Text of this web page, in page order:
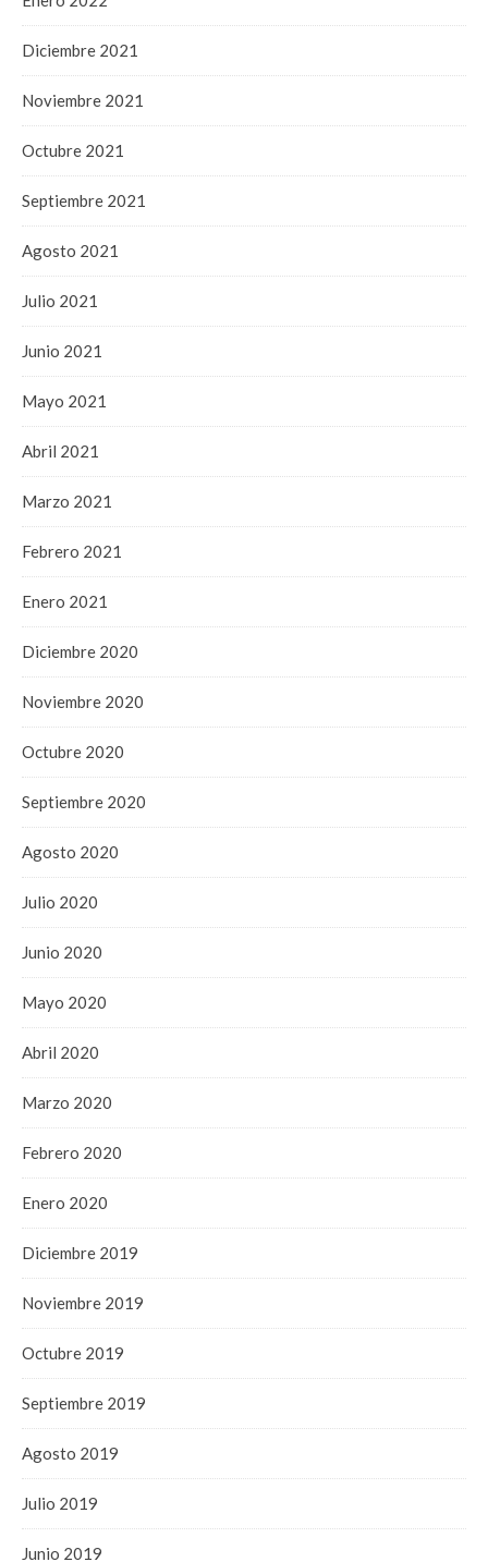
Diciembre 2021
Noviembre 2021
Octubre 2021
Septiembre 2021
Agosto 2021
Julio 2021
Junio 2021
Mayo 2021
Abril 2021
Marzo 2021
Febrero 2021
Enero 2021
Diciembre 2020
Noviembre 2020
Octubre 2020
Septiembre 2020
Agosto 2020
Julio 2020
Junio 2020
Mayo 2020
Abril 2020
Marzo 2020
Febrero 2020
Enero 2020
Diciembre 2019
Noviembre 2019
Octubre 2019
Septiembre 2019
Agosto 2019
Julio 2019
Junio 2019